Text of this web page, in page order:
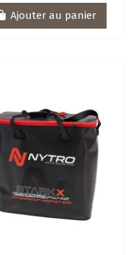
Ajouter au panier